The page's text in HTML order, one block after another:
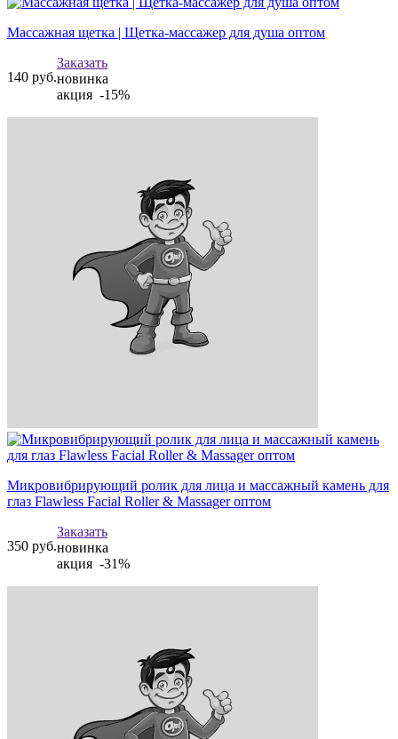
Массажная щетка | Щетка-массажер для душа оптом
140 руб.
Заказать
новинка
акция -15%
Микровибрирующий ролик для лица и массажный камень для
глаз Flawless Facial Roller & Massager оптом
350 руб.
Заказать
новинка
акция -31%